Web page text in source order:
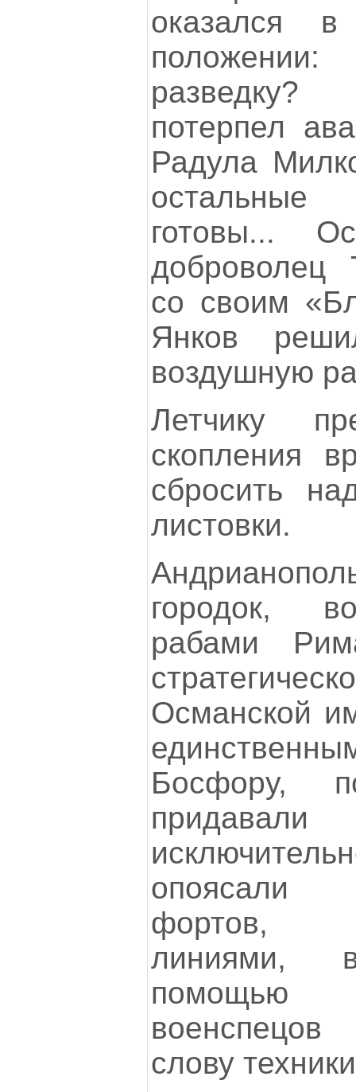
оказался в
потерпел
Радула
готовы...
со своим
Янков
воздушную
Летчику
скопления
сбросить
листовки.
городок,
рабами
Османской
Босфору,
опоясали
фортов,
линиями,
помощью
слову